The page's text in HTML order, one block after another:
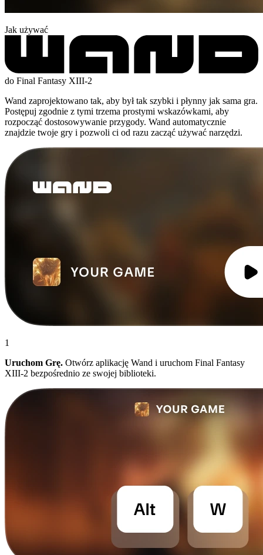
Jak używać
do Final Fantasy XIII-2
Wand zaprojektowano tak, aby był tak szybki i płynny jak sama gra.
Postępuj zgodnie z tymi trzema prostymi wskazówkami, aby
rozpocząć dostosowywanie przygody. Wand automatycznie
znajdzie twoje gry i pozwoli ci od razu zacząć używać narzędzi.
1
Uruchom Grę. Otwórz aplikację Wand i uruchom Final Fantasy
XIII-2 bezpośrednio ze swojej biblioteki.